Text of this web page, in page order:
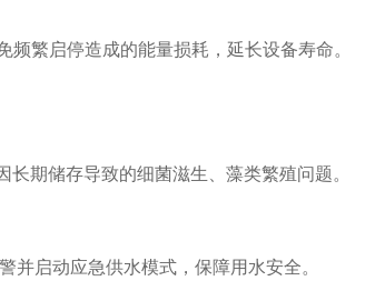
繁启停造成的能量损耗，延长设备寿命。
期储存导致的细菌滋生、藻类繁殖问题。
启动应急供水模式，保障用水安全。